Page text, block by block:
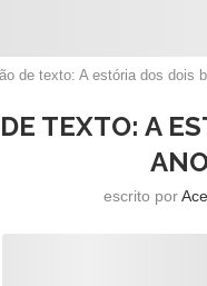
de texto: A estória dos dois
TEXTO: A
escrito por